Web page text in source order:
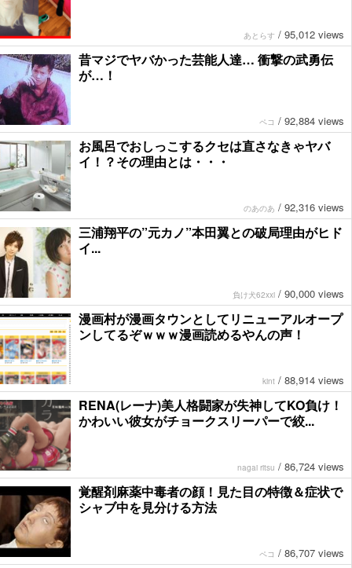
あとらす / 95,012 views
昔マジでヤバかった芸能人達… 衝撃の武勇伝
が…！
ペコ / 92,884 views
お風呂でおしっこするクセは直さなきゃヤバ
イ！？その理由とは・・・
のあのあ / 92,316 views
三浦翔平の”元カノ”本田翼との破局理由がヒド
イ...
負け犬62xxi / 90,000 views
漫画村が漫画タウンとしてリニューアルオープ
ンしてるぞｗｗｗ漫画読めるやんの声！
kint / 88,914 views
RENA(レーナ)美人格闘家が失神してKO負け！
かわいい彼女がチョークスリーパーで絞...
nagai ritsu / 86,724 views
覚醒剤麻薬中毒者の顔！見た目の特徴＆症状で
シャブ中を見分ける方法
ペコ / 86,707 views